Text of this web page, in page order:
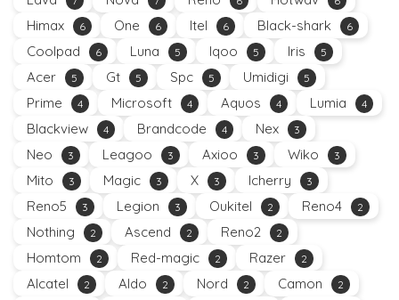
Himax 6 One 6 Itel 6 Black-shark 6
Coolpad 6 Luna 5 Iqoo 5 Iris 5
Acer 5 Gt 5 Spc 5 Umidigi 5
Prime 4 Microsoft 4 Aquos 4 Lumia 4
Blackview 4 Brandcode 4 Nex 3
Neo 3 Leagoo 3 Axioo 3 Wiko 3
Mito 3 Magic 3 X 3 Icherry 3
Reno5 3 Legion 3 Oukitel 2 Reno4 2
Nothing 2 Ascend 2 Reno2 2
Homtom 2 Red-magic 2 Razer 2
Alcatel 2 Aldo 2 Nord 2 Camon 2